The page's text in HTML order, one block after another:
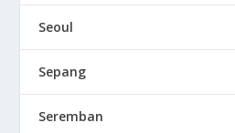
Seoul
Sepang
Seremban